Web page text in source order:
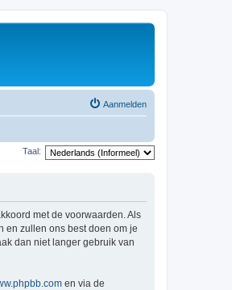
Aanmelden
Taal:
met de voorwaarden. Als
en zullen ons best doen om je
dan niet langer gebruik van
en via de